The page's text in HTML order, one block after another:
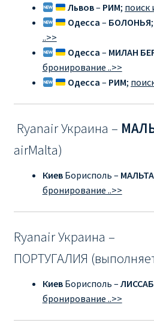
АВИАБИЛЕТЫ ХЕЛЬСИНКИ
Акции RYANAIR из Варшавы
Акции RYANAIR из Вильнюса
Аликанте
Барселона
БИЛЕТЫ RYANAIR | ПОИСК
БИЛЕТЫ RYANAIR НА ЗАВТРА
ДЕШЕВЫЕ АВИАБИЛЕТЫ В
ДЕШЕВЫЕ АВИАБИЛЕТЫ В
Львов– РИМ; поиск
Одесса– БОЛОНЬЯ;
..>>
Одесса– МИЛАН
бронирование ..>>
Одесса– РИМ;
Ryanair Украина –
airMalta)
КиевБорисполь – МАЛЬТА
бронирование ..>>
Ryanair Украина –
ПОРТУГАЛИЯ
КиевБорисполь –
бронирование ..>>